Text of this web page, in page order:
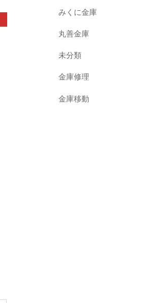
みくに金庫
丸善金庫
未分類
金庫修理
金庫移動